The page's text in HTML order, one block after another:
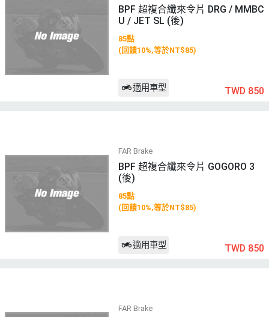
BPF 超複合纖來令片 DRG / MMBC
U / JET SL (後)
85點
(回饋10%,等於NT$85)
適用車型 TWD 850
FAR Brake
BPF 超複合纖來令片 GOGORO 3
(後)
85點
(回饋10%,等於NT$85)
適用車型 TWD 850
FAR Brake